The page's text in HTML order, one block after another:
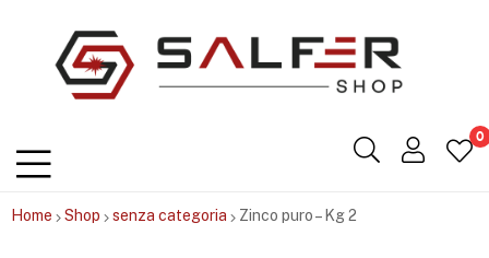
0
Home Shop senza categoria Zinco puro – Kg 2